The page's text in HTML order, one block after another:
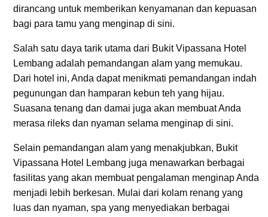
dirancang untuk memberikan kenyamanan dan kepuasan
bagi para tamu yang menginap di sini.
Salah satu daya tarik utama dari Bukit Vipassana Hotel
Lembang adalah pemandangan alam yang memukau.
Dari hotel ini, Anda dapat menikmati pemandangan indah
pegunungan dan hamparan kebun teh yang hijau.
Suasana tenang dan damai juga akan membuat Anda
merasa rileks dan nyaman selama menginap di sini.
Selain pemandangan alam yang menakjubkan, Bukit
Vipassana Hotel Lembang juga menawarkan berbagai
fasilitas yang akan membuat pengalaman menginap Anda
menjadi lebih berkesan. Mulai dari kolam renang yang
luas dan nyaman, spa yang menyediakan berbagai